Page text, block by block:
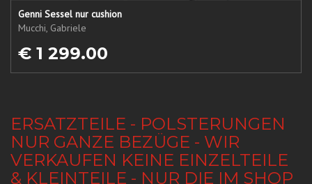
Genni Sessel nur cushion
Mucchi, Gabriele
€ 1 299.00
ERSATZTEILE - POLSTERUNGEN
NUR GANZE BEZÜGE - WIR
VERKAUFEN KEINE EINZELTEILE
& KLEINTEILE - NUR DIE IM SHOP